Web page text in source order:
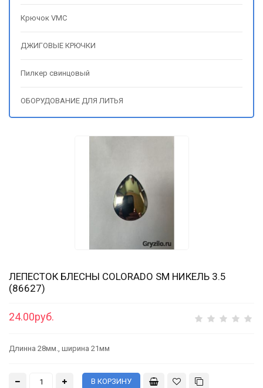
Крючок VMC
ДЖИГОВЫЕ КРЮЧКИ
Пилкер свинцовый
ОБОРУДОВАНИЕ ДЛЯ ЛИТЬЯ
ЛЕПЕСТОК БЛЕСНЫ COLORADO SM НИКЕЛЬ 3.5
(86627)
24.00руб.
Длинна 28мм., ширина 21мм